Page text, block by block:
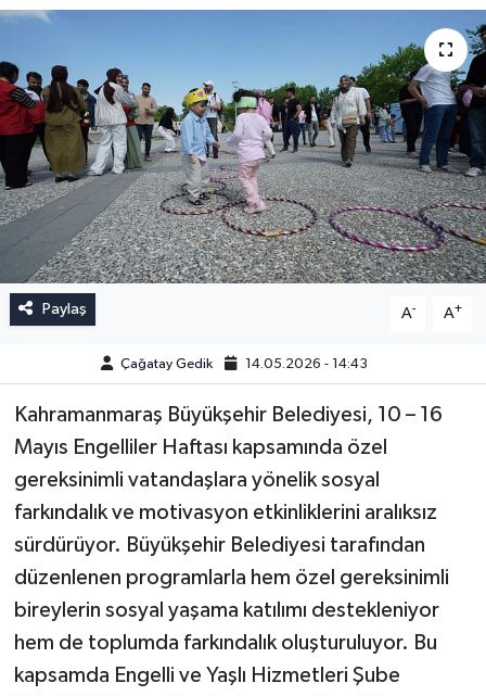
Paylaş A- A+
Çağatay Gedik 14.05.2026 - 14:43
Kahramanmaraş Büyükşehir Belediyesi, 10 – 16
Mayıs Engelliler Haftası kapsamında özel
gereksinimli vatandaşlara yönelik sosyal
farkındalık ve motivasyon etkinliklerini aralıksız
sürdürüyor. Büyükşehir Belediyesi tarafından
düzenlenen programlarla hem özel gereksinimli
bireylerin sosyal yaşama katılımı destekleniyor
hem de toplumda farkındalık oluşturuluyor. Bu
kapsamda Engelli ve Yaşlı Hizmetleri Şube